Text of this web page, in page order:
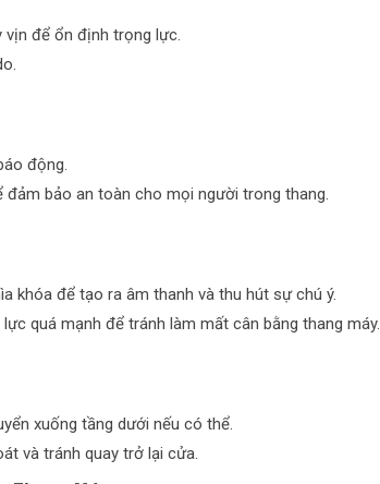
vịn để ổn định trọng lực.
động.
bảo an toàn cho mọi người trong thang.
khóa để tạo ra âm thanh và thu hút sự chú ý.
quá mạnh để tránh làm mất cân bằng thang máy.
xuống tầng dưới nếu có thể.
và tránh quay trở lại cửa.